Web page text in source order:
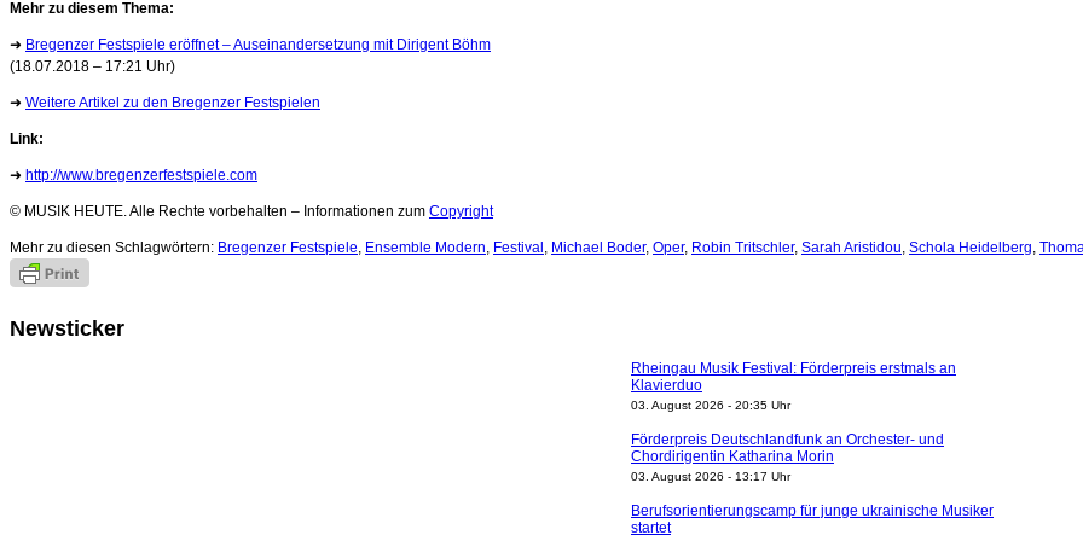
Mehr zu diesem Thema:
➜ Bregenzer Festspiele eröffnet – Auseinandersetzung mit Dirigent Böhm
(18.07.2018 – 17:21 Uhr)
➜ Weitere Artikel zu den Bregenzer Festspielen
Link:
➜ http://www.bregenzerfestspiele.com
© MUSIK HEUTE. Alle Rechte vorbehalten – Informationen zum Copyright
Mehr zu diesen Schlagwörtern: Bregenzer Festspiele, Ensemble Modern, Festival , Michael Boder, Oper, Robin Tritschler, Sarah Aristidou, Schola Heidelberg,
Newsticker
Rheingau Musik Festival: Förderpreis erstmals an
Klavierduo
03. August 2026 - 20:35 Uhr
Förderpreis Deutschlandfunk an Orchester- und
Chordirigentin Katharina Morin
03. August 2026 - 13:17 Uhr
Berufsorientierungscamp für junge ukrainische Musiker
startet